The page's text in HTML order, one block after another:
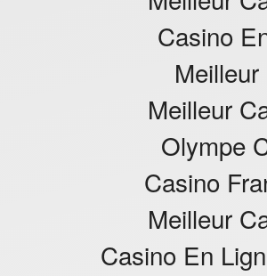
Casino
Meilleur
Olympe
Casino
Meilleur
Casino En